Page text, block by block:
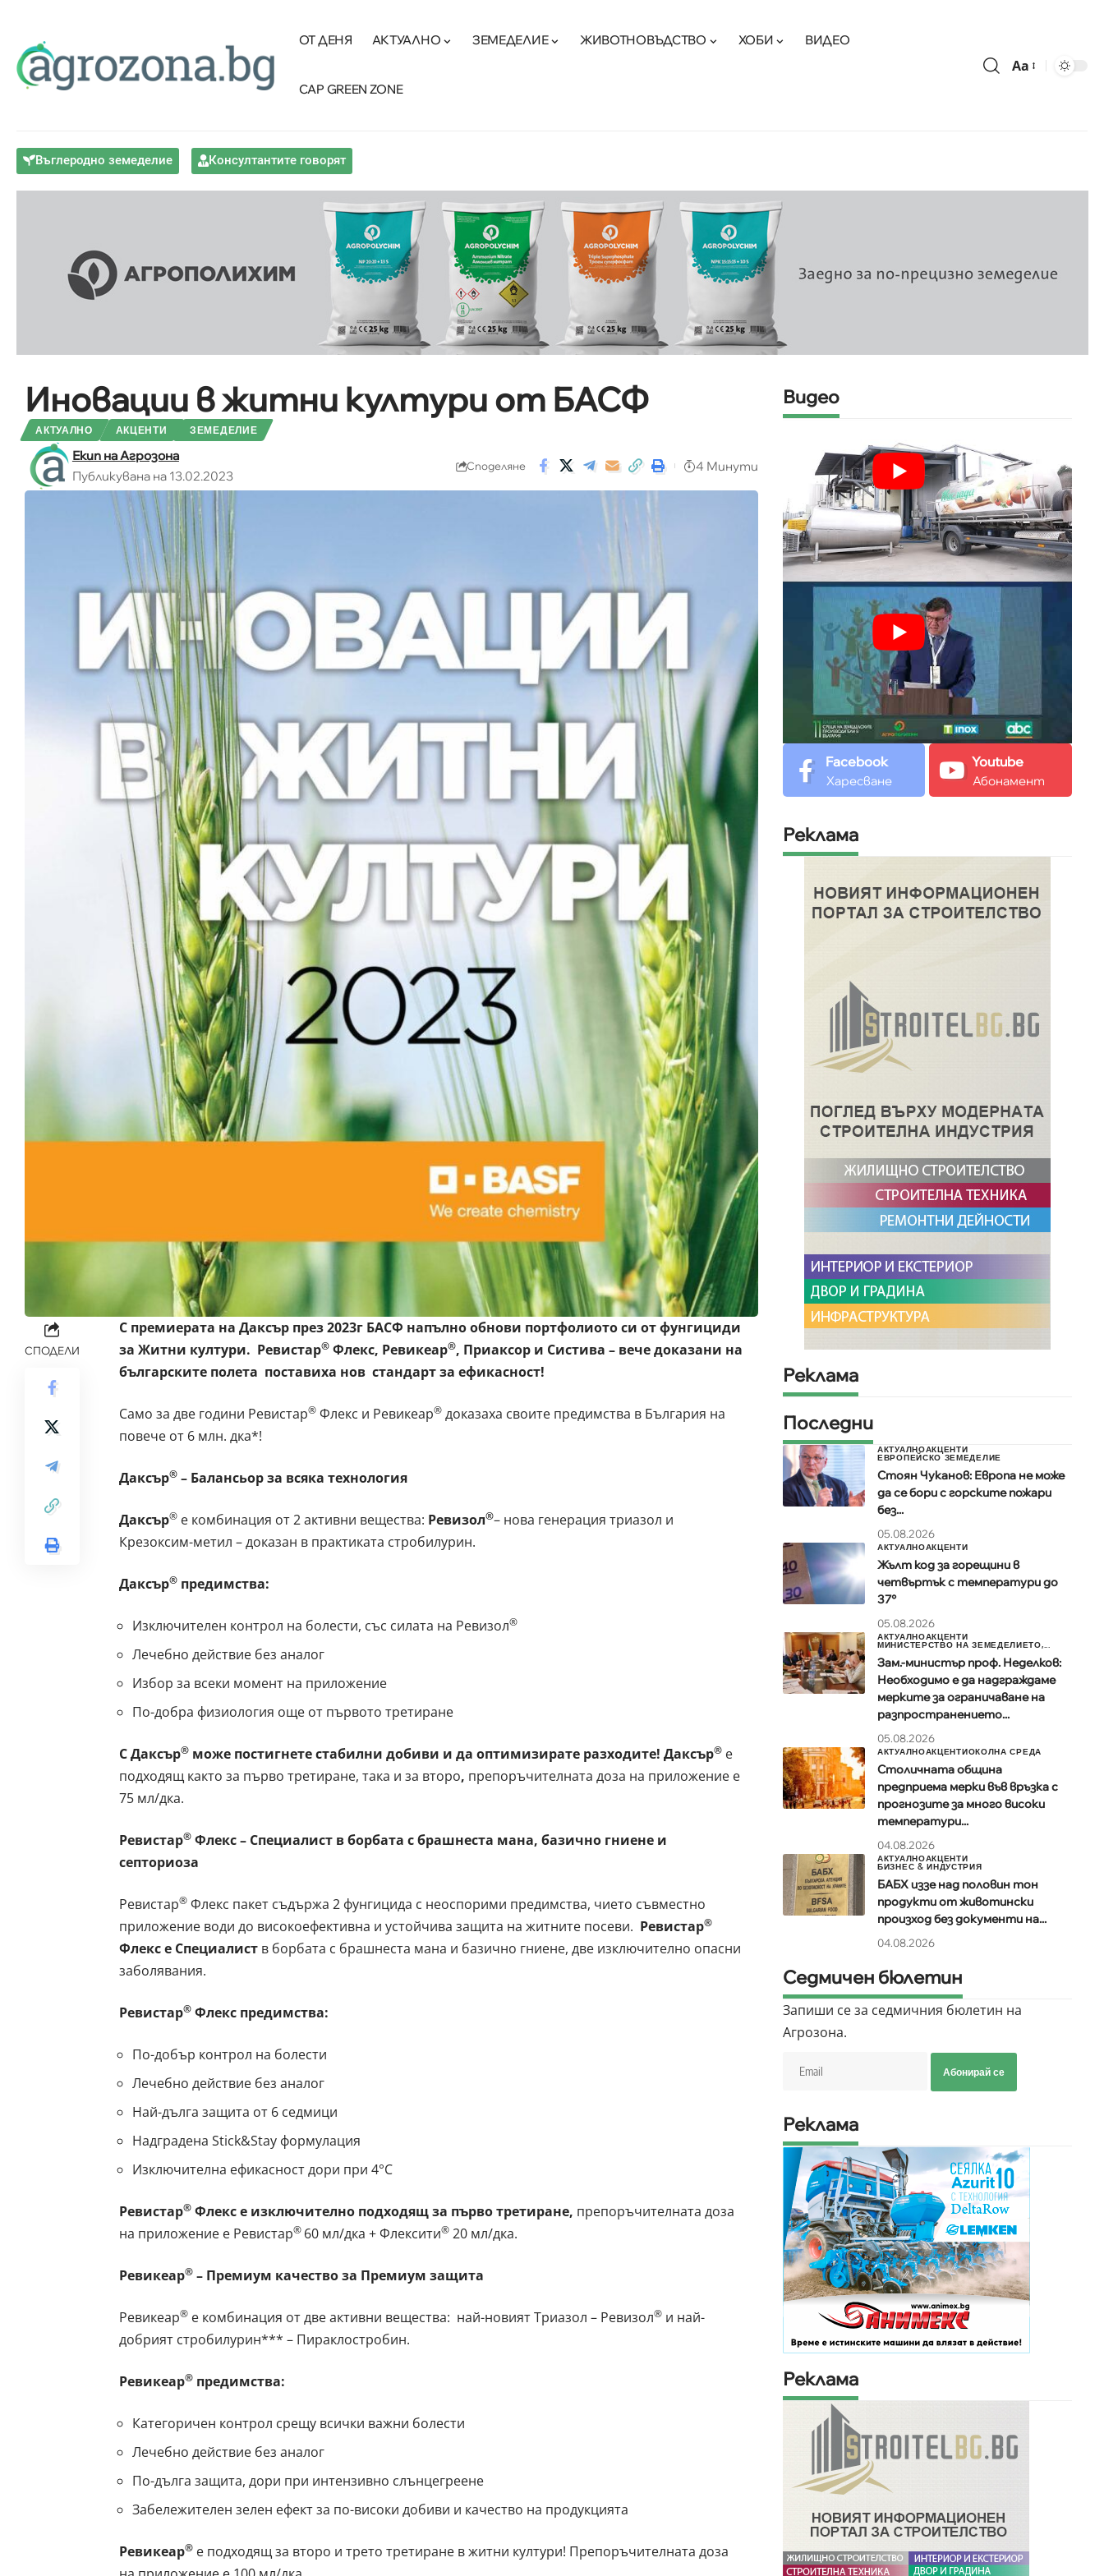
ОТ ДЕНЯ АКТУАЛНО ЗЕМЕДЕЛИЕ ЖИВОТНОВЪДСТВО ХОБИ ВИДЕО
CAP GREEN ZONE
Aa
Въглеродно земеделие Консултантите говорят
Иновации в житни култури от БАСФ
АКТУАЛНО АКЦЕНТИ ЗЕМЕДЕЛИЕ
Екип на Агрозона
Публикувана на 13.02.2023
Споделяне 4 Минути
СПОДЕЛИ
С премиерата на Даксър през 2023г БАСФ напълно обнови портфолиото си от фунгициди
за Житни култури. Ревистар®Флекс, Ревикеар®, Приаксор и Систива – вече доказани на
българските полета поставиха нов стандарт за ефикасност!
Само за две години Ревистар®Флекс и Ревикеар®доказаха своите предимства в България на
повече от 6 млн. дка*!
Даксър® – Балансьор за всяка технология
Даксър®е комбинация от 2 активни вещества: Ревизол®– нова генерация триазол и
Крезоксим-метил – доказан в практиката стробилурин.
Даксър® предимства:
Изключителен контрол на болести, със силата на Ревизол®
Лечебно действие без аналог
Избор за всеки момент на приложение
По-добра физиология още от първото третиране
СДаксър®може постигнете стабилни добиви и да оптимизирате разходите! Даксър®е
подходящ както за първо третиране, така и за второ, препоръчителната доза на приложение е
75 мл/дка.
Ревистар®Флекс– Специалист в борбата с брашнеста мана, базично гниене и
септориоза
Ревистар®Флекс пакет съдържа 2 фунгицида с неоспорими предимства, чието съвместно
приложение води до високоефективна и устойчива защита на житните посеви. Ревистар®
Флекс е Специалист в борбата с брашнеста мана и базично гниене, две изключително опасни
заболявания.
Ревистар®Флекс предимства:
По-добър контрол на болести
Лечебно действие без аналог
Най-дълга защита от 6 седмици
Надградена Stick&Stay формулация
Изключителна ефикасност дори при 4°C
Ревистар®Флекс е изключително подходящ за първо третиране, препоръчителната доза
на приложение е Ревистар® 60 мл/дка + Флексити®20 мл/дка.
Ревикеар® – Премиум качество за Премиум защита
Ревикеар®е комбинация от две активни вещества: най-новият Триазол – Ревизол®и най-
добрият стробилурин*** – Пираклостробин.
Ревикеар®предимства:
Категоричен контрол срещу всички важни болести
Лечебно действие без аналог
По-дълга защита, дори при интензивно слънцегреене
Забележителен зелен ефект за по-високи добиви и качество на продукцията
Ревикеар®е подходящ за второ и трето третиране в житни култури! Препоръчителната доза
Видео
Facebook
Харесване
Youtube
Абонамент
Реклама
Реклама
Последни
АКТУАЛНОАКЦЕНТИ
ЕВРОПЕЙСКО ЗЕМЕДЕЛИЕ
Стоян Чуканов: Европа не може
да се бори с горските пожари
без...
05.08.2026
АКТУАЛНОАКЦЕНТИ
Жълт код за горещини в
четвъртък с температури до
37°
05.08.2026
АКТУАЛНОАКЦЕНТИ
МИНИСТЕРСТВО НА ЗЕМЕДЕЛИЕТО,...
Зам.-министър проф. Неделков:
Необходимо е да надграждаме
мерките за ограничаване на
разпространението...
05.08.2026
АКТУАЛНОАКЦЕНТИОКОЛНА СРЕДА
Столичната община
предприема мерки във връзка с
прогнозите за много високи
температури...
04.08.2026
АКТУАЛНОАКЦЕНТИ
БИЗНЕС & ИНДУСТРИЯ
БАБХ иззе над половин тон
продукти от животински
произход без документи на...
04.08.2026
Седмичен бюлетин
Запиши се за седмичния бюлетин на
Агрозона.
Абонирай се
Реклама
Реклама